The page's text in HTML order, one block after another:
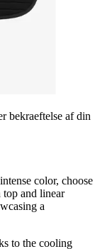
bekraeftelse af din
color, choose
top and linear
a
to the cooling